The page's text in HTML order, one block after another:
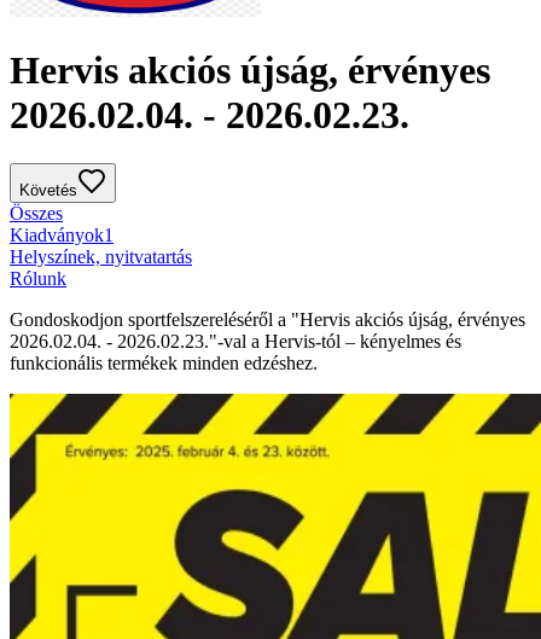
Hervis akciós újság, érvényes
2026.02.04. - 2026.02.23.
Követés
Összes
Kiadványok1
Helyszínek, nyitvatartás
Rólunk
Gondoskodjon sportfelszereléséről a "Hervis akciós újság, érvényes
2026.02.04. - 2026.02.23."-val a Hervis-tól – kényelmes és
funkcionális termékek minden edzéshez.